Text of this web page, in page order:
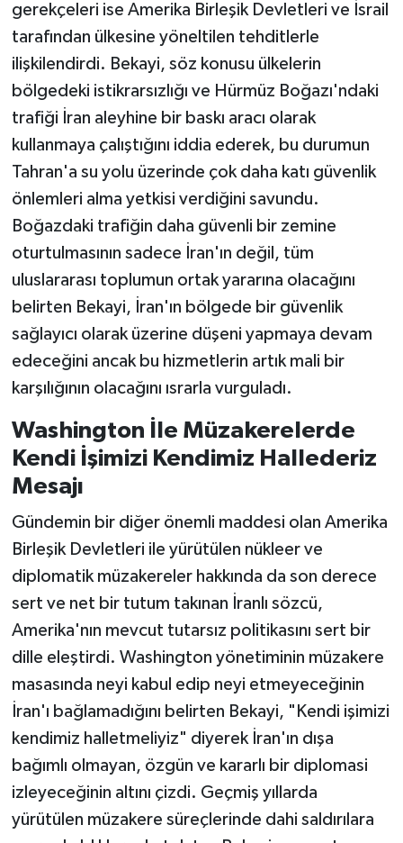
gerekçeleri ise Amerika Birleşik Devletleri ve İsrail
tarafından ülkesine yöneltilen tehditlerle
ilişkilendirdi. Bekayi, söz konusu ülkelerin
bölgedeki istikrarsızlığı ve Hürmüz Boğazı'ndaki
trafiği İran aleyhine bir baskı aracı olarak
kullanmaya çalıştığını iddia ederek, bu durumun
Tahran'a su yolu üzerinde çok daha katı güvenlik
önlemleri alma yetkisi verdiğini savundu.
Boğazdaki trafiğin daha güvenli bir zemine
oturtulmasının sadece İran'ın değil, tüm
uluslararası toplumun ortak yararına olacağını
belirten Bekayi, İran'ın bölgede bir güvenlik
sağlayıcı olarak üzerine düşeni yapmaya devam
edeceğini ancak bu hizmetlerin artık mali bir
karşılığının olacağını ısrarla vurguladı.
Washington İle Müzakerelerde
Kendi İşimizi Kendimiz Hallederiz
Mesajı
Gündemin bir diğer önemli maddesi olan Amerika
Birleşik Devletleri ile yürütülen nükleer ve
diplomatik müzakereler hakkında da son derece
sert ve net bir tutum takınan İranlı sözcü,
Amerika'nın mevcut tutarsız politikasını sert bir
dille eleştirdi. Washington yönetiminin müzakere
masasında neyi kabul edip neyi etmeyeceğinin
İran'ı bağlamadığını belirten Bekayi, "Kendi işimizi
kendimiz halletmeliyiz" diyerek İran'ın dışa
bağımlı olmayan, özgün ve kararlı bir diplomasi
izleyeceğinin altını çizdi. Geçmiş yıllarda
yürütülen müzakere süreçlerinde dahi saldırılara